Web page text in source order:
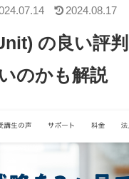
の良い評
いのかも解説
2024.08.17